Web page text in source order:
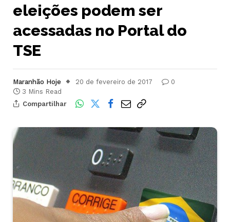
eleições podem ser
acessadas no Portal do
TSE
Maranhão Hoje 20 de fevereiro de 2017
0
3 Mins Read
Compartilhar